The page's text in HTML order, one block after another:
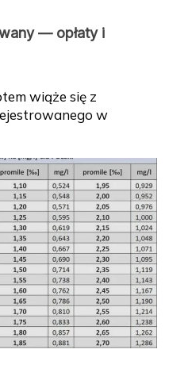
— opłaty i
wiąże się z
w